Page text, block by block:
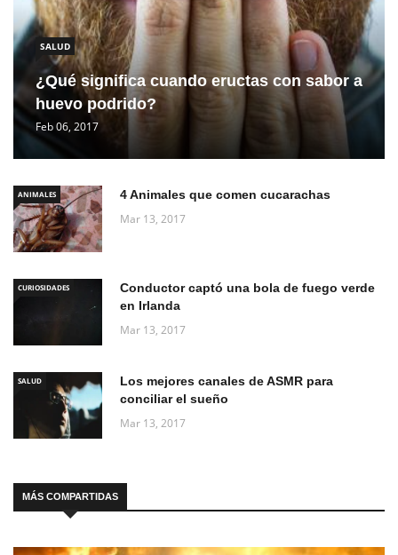
SALUD
¿Qué significa cuando eructas con sabor a
huevo podrido?
Feb 06, 2017
ANIMALES 4 Animales que comen cucarachas
Mar 13, 2017
CURIOSIDADES
Conductor captó una bola de fuego verde
en Irlanda
Mar 13, 2017
SALUD
Los mejores canales de ASMR para
conciliar el sueño
Mar 13, 2017
MÁS COMPARTIDAS